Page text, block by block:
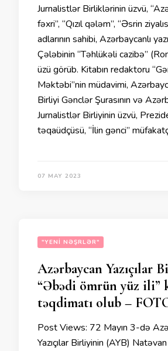
Jurnalistlər Birliklərinin üzvü,
fəxri”, “Qızıl qələm”, “Əsrin
adlarının sahibi, Azərbaycanlı
Çələbinin “Təhlükəli cazibə”
üzü görüb. Kitabın redaktoru
Məktəbi”nin müdavimi,
Birliyi Gənclər Şurasının və
Jurnalistlər Birliyinin üzvü,
təqaüdçüsü, “İlin gənci”
07 MAY 2023
"YENI NƏŞRLƏR"
Azərbaycan Yazıçılar
“Əbədi ömrün yüz ili”
təqdimatı olub –
Post Views: 72 Mayın 3-də
Yazıçılar Birliyinin (AYB)